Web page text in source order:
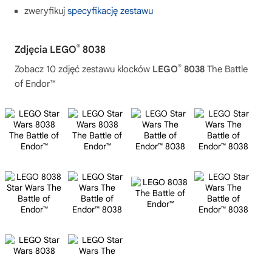
zweryfikuj specyfikację zestawu
Zdjęcia LEGO® 8038
Zobacz 10 zdjęć zestawu klocków LEGO® 8038 The Battle
of Endor™